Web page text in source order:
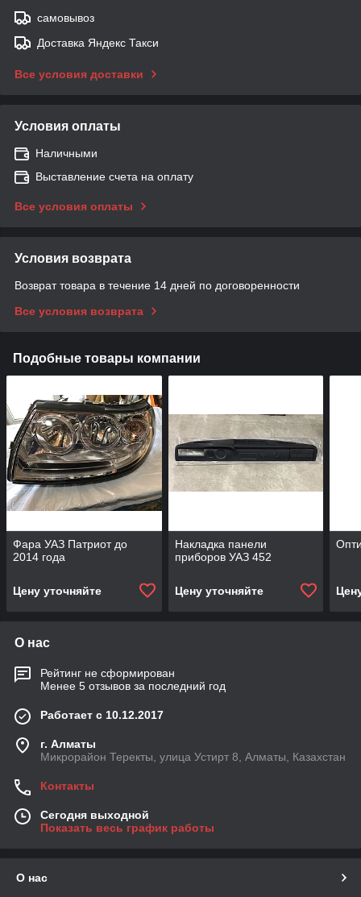
самовывоз
Доставка Яндекс Такси
Все условия доставки
Условия оплаты
Наличными
Выставление счета на оплату
Все условия оплаты
Условия возврата
Возврат товара в течение 14 дней по договоренности
Все условия возврата
Подобные товары компании
Фара УАЗ Патриот до
2014 года
Цену уточняйте
Накладка панели
приборов УАЗ 452
Цену уточняйте
О нас
Рейтинг не сформирован
Менее 5 отзывов за последний год
Работает с 10.12.2017
г. Алматы
Микрорайон Теректы, улица Устирт 8, Алматы, Казахстан
Контакты
Сегодня выходной
Показать весь график работы
О нас